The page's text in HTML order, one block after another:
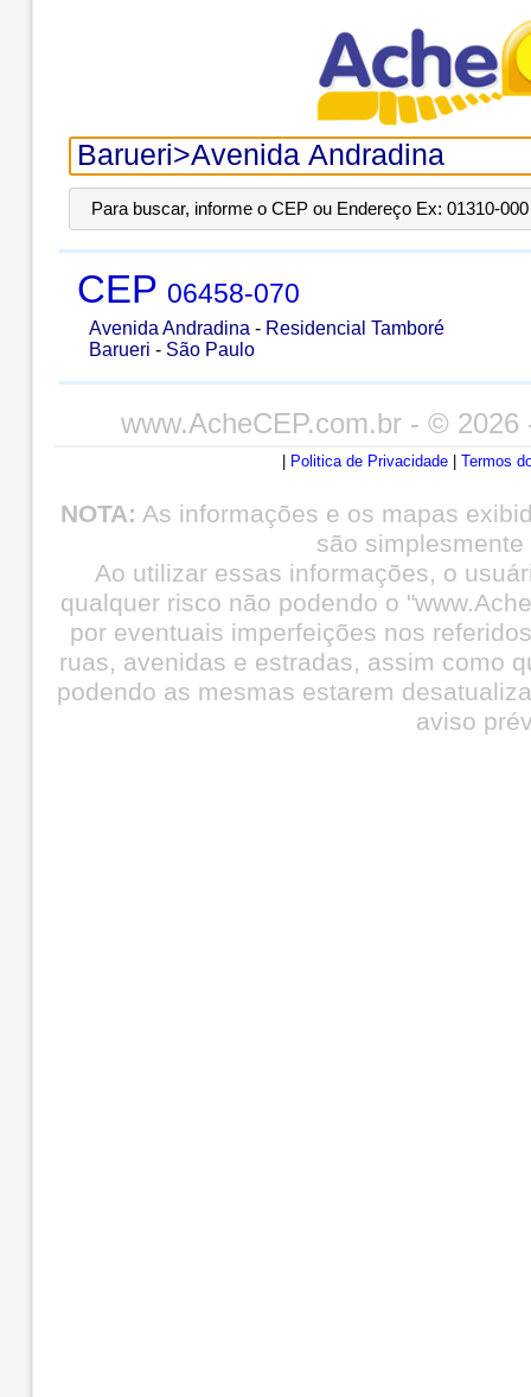
Para buscar, informe o CEP ou Endereço Ex: 01310-
CEP 06458-070
Avenida Andradina - Residencial Tamboré
Barueri - São Paulo
www.AcheCEP.com.br- © 2026
Politica de Privacidade Termos
NOTA: As informações e os mapas
são
Ao utilizar essas informações, o
qualquer risco não podendo o
por eventuais imperfeições nos
ruas, avenidas e estradas, assim como
podendo as mesmas estarem
aviso